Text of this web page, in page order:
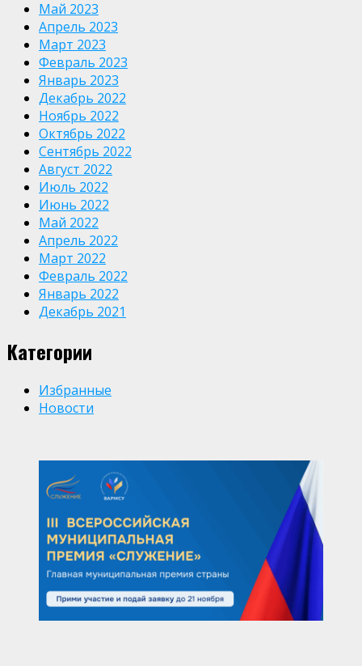
Май 2023
Апрель 2023
Март 2023
Февраль 2023
Январь 2023
Декабрь 2022
Ноябрь 2022
Октябрь 2022
Сентябрь 2022
Август 2022
Июль 2022
Июнь 2022
Май 2022
Апрель 2022
Март 2022
Февраль 2022
Январь 2022
Декабрь 2021
Категории
Избранные
Новости